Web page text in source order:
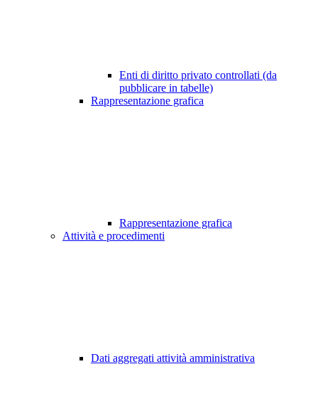
Enti di diritto privato controllati (da
pubblicare in tabelle)
Rappresentazione grafica
Rappresentazione grafica
Attività e procedimenti
Dati aggregati attività amministrativa